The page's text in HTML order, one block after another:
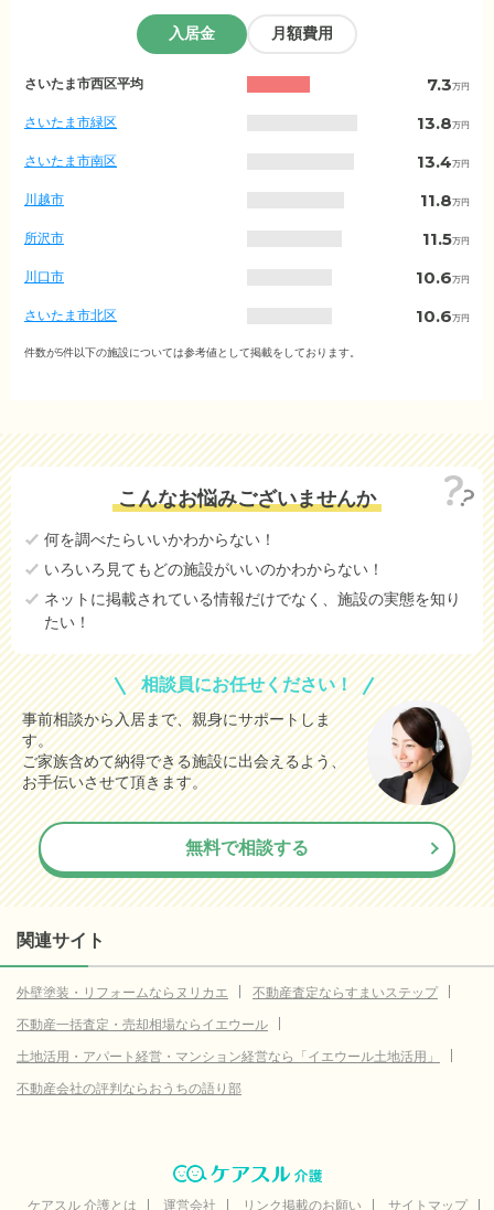
入居金 月額費用
玉
の
入
居
金
相
場
区
村
さいたま市西区平均 7.3万円
さいたま市緑区 13.8万円
さいたま市南区 13.4万円
川越市 11.8万円
所沢市 11.5万円
川口市 10.6万円
さいたま市北区 10.6万円
越谷市
7.8
戸田市 6.8
さいたま市中央区 6.7
上尾市
さいたま市大宮区
さいたま市桜区(参考値) 21.3万円
さいたま市浦和区(参考値) 19.4万円
さいたま市岩槻区(参考値) 9.1
熊谷市(参考値) 12.0万円
飯能市(参考値) 10.8万円
加須市 3.3万円
本庄市(参考値) 2.9万円
東松山市 (参考値)
狭山市(参考値) 10.9
蕨市(参考値) 5.0
入間市(参考値)
新座市 (参考値) 6.7 万円
件数が5件以下の施設については参考値として掲載をしております。
こんなお悩みございませんか
何を調べたらいいかわからない！
いろいろ見てもどの施設がいいのかわからない！
ネットに掲載されている情報だけでなく、施設の実態を知り
たい！
相談員にお任せください！
事前相談から入居まで、親身にサポートしま
す。
ご家族含めて納得できる施設に出会えるよう、
お手伝いさせて頂きます。
無料で相談する
関連サイト
外壁塗装・リフォームならヌリカエ
不動産査定ならすまいステップ
不動産一括査定・売却相場ならイエウール
土地活用・アパート経営・マンション経営なら「イエウール土地活用」
不動産会社の評判ならおうちの語り部
ケアスル 介護とは 運営会社 リンク掲載のお願い サイトマップ